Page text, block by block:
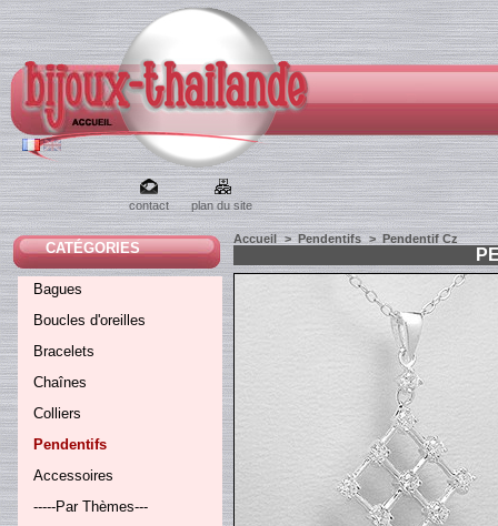
contact plan du site
CATÉGORIES
Bagues
Boucles d'oreilles
Bracelets
Chaînes
Colliers
Pendentifs
Accessoires
-----Par Thèmes---
Accueil > Pendentifs > Pendentif Cz